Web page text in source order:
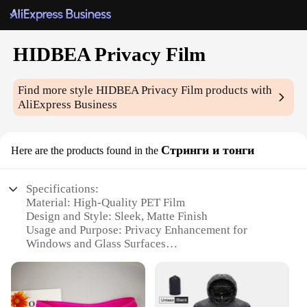
HIDBEA Privacy Film
Find more styleHIDBEA Privacy Film products with
AliExpress Business
Here are the products found in the Стринги и тонги
Specifications:
Material: High-Quality PET Film
Design and Style: Sleek, Matte Finish
Usage and Purpose: Privacy Enhancement for
Windows and Glass Surfaces
Typical Adaptive Scenario: Home, Office,
Commercial Spaces